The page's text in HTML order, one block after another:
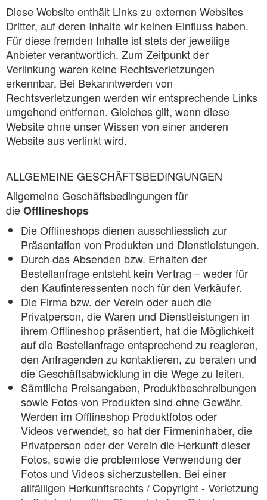
Diese Website enthält Links zu externen Websites
Dritter, auf deren Inhalte wir keinen Einfluss haben.
Für diese fremden Inhalte ist stets der jeweilige
Anbieter verantwortlich. Zum Zeitpunkt der
Verlinkung waren keine Rechtsverletzungen
erkennbar. Bei Bekanntwerden von
Rechtsverletzungen werden wir entsprechende Links
umgehend entfernen. Gleiches gilt, wenn diese
Website ohne unser Wissen von einer anderen
Website aus verlinkt wird.
ALLGEMEINE GESCHÄFTSBEDINGUNGEN
Allgemeine Geschäftsbedingungen für
dieOfflineshops
Die Offlineshops dienen ausschliesslich zur
Präsentation von Produkten und Dienstleistungen.
Durch das Absenden bzw. Erhalten der
Bestellanfrage entsteht kein Vertrag – weder für
den Kaufinteressenten noch für den Verkäufer.
Die Firma bzw. der Verein oder auch die
Privatperson, die Waren und Dienstleistungen in
ihrem Offlineshop präsentiert, hat die Möglichkeit
auf die Bestellanfrage entsprechend zu reagieren,
den Anfragenden zu kontaktieren, zu beraten und
die Geschäftsabwicklung in die Wege zu leiten.
Sämtliche Preisangaben, Produktbeschreibungen
sowie Fotos von Produkten sind ohne Gewähr.
Werden im Offlineshop Produktfotos oder
Videos verwendet, so hat der Firmeninhaber, die
Privatperson oder der Verein die Herkunft dieser
Fotos, sowie die problemlose Verwendung der
Fotos und Videos sicherzustellen. Bei einer
allfälligen Herkunftsrechts / Copyright - Verletzung